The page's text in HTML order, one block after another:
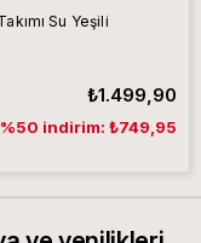
Su Yeşili
₺1.499,90
%50 indirim: ₺749,95